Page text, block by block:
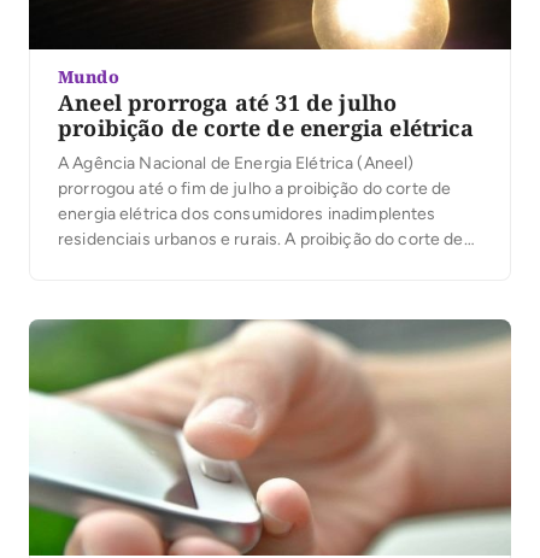
Mundo
Aneel prorroga até 31 de julho
proibição de corte de energia elétrica
A Agência Nacional de Energia Elétrica (Aneel)
prorrogou até o fim de julho a proibição do corte de
energia elétrica dos consumidores inadimplentes
residenciais urbanos e rurais. A proibição do corte de
considerados essenciais no enfrentamento da […]